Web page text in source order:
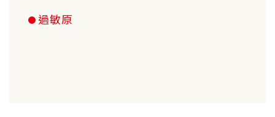
過敏原